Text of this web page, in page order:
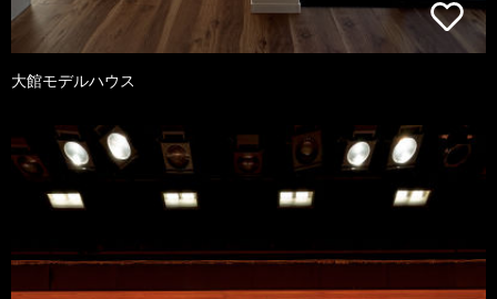
大館モデルハウス